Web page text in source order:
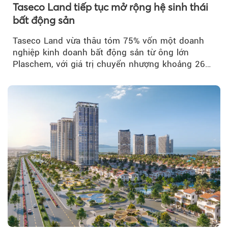
Taseco Land tiếp tục mở rộng hệ sinh thái
bất động sản
Taseco Land vừa thâu tóm 75% vốn một doanh
nghiệp kinh doanh bất động sản từ ông lớn
Plaschem, với giá trị chuyển nhượng khoảng 262